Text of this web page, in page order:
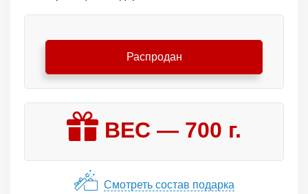
Распродан
ВЕС — 700 г.
Смотреть состав подарка